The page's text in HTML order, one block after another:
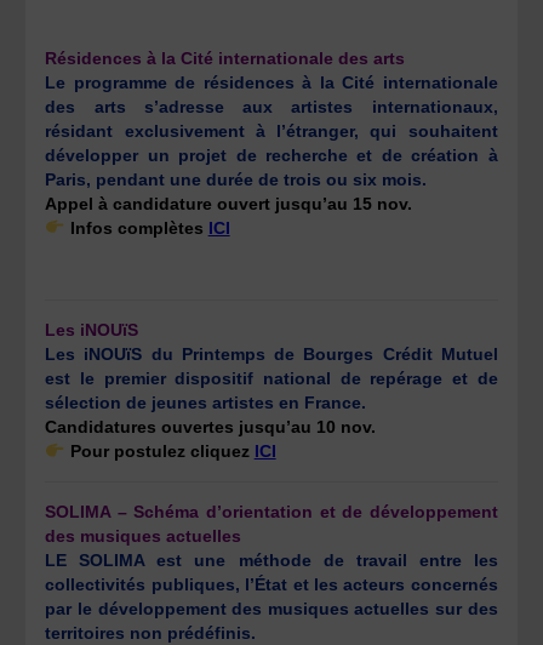
Résidences à la Cité internationale des arts
Le programme de résidences à la Cité internationale
des arts s’adresse aux artistes internationaux,
résidant exclusivement à l’étranger, qui souhaitent
développer un projet de recherche et de création à
Paris, pendant une durée de trois ou six mois.
Appel à candidature ouvert jusqu’au 15 nov.
Infos complètes ICI
Les iNOUïS
Les iNOUïS du Printemps de Bourges Crédit Mutuel
est le premier dispositif national de repérage et de
sélection de jeunes artistes en France.
Candidatures ouvertes jusqu’au 10 nov.
Pour postulez cliquez ICI
SOLIMA – Schéma d’orientation et de développement
des musiques actuelles
LE SOLIMA est une méthode de travail entre les
collectivités publiques, l’État et les acteurs concernés
par le développement des musiques actuelles sur des
territoires non prédéfinis.